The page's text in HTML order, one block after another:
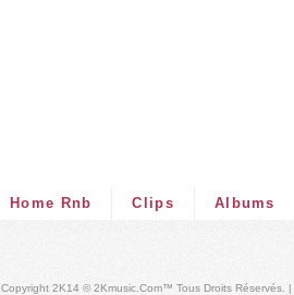
Home Rnb Clips Albums
Copyright 2K14 © 2Kmusic.com™ Tous Droits Réservés . |